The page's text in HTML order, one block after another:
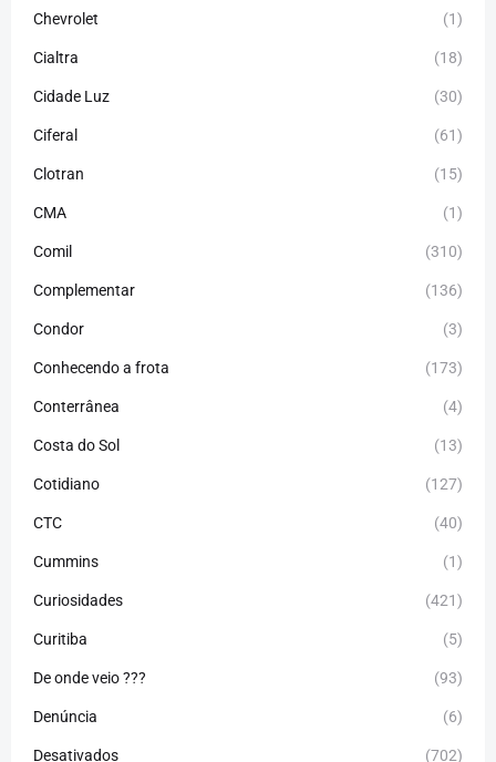
Chevrolet (1)
Cialtra (18)
Cidade Luz (30)
Ciferal (61)
Clotran (15)
CMA (1)
Comil (310)
Complementar (136)
Condor (3)
Conhecendo a frota (173)
Conterrânea (4)
Costa do Sol (13)
Cotidiano (127)
CTC (40)
Cummins (1)
Curiosidades (421)
Curitiba (5)
De onde veio ??? (93)
Denúncia (6)
Desativados (702)